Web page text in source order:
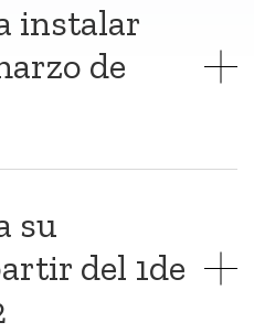
instalar
de
su
del 1de